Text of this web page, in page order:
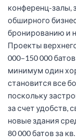
конференц-залы,
обширного
бронированию и
Проекты
000–150 000
минимум один
становится все
поскольку
за счет удобств,
новые здания
80 000 батов за